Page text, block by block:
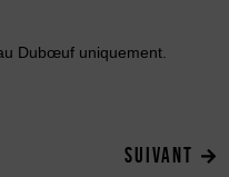
Dubœuf uniquement.
SUIVANT